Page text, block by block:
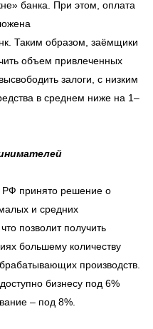
банка. При этом, оплата
Таким образом, заёмщики
объем привлеченных
залоги, с низким
в среднем ниже на 1–
принято решение о
и средних
позволит получить
большему количеству
производств.
бизнесу под 6%
– под 8%.